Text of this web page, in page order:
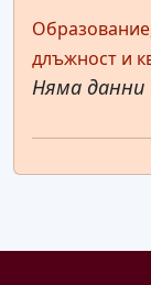
длъжност и
Няма данни